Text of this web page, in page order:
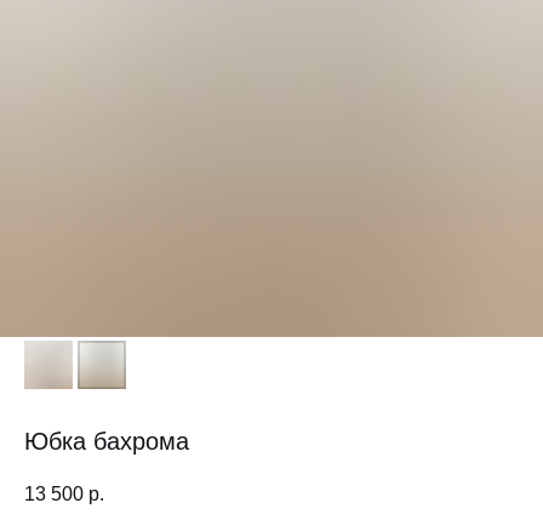
Юбка бахрома
13 500 р.